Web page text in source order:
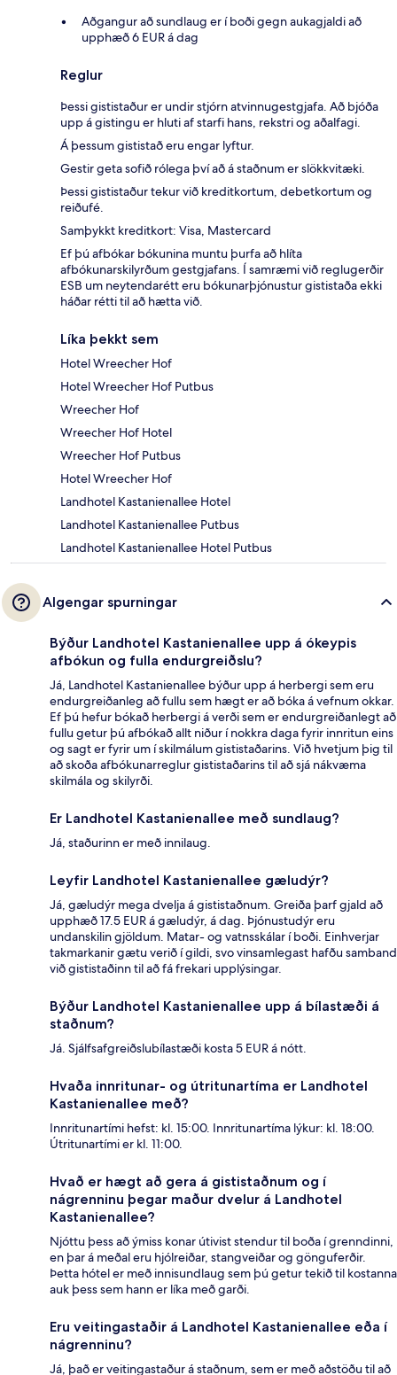
Aðgangur að sundlaug er í boði gegn aukagjaldi að
upphæð 6 EUR á dag
Reglur
Þessi gististaður er undir stjórn atvinnugestgjafa. Að bjóða
upp á gistingu er hluti af starfi hans, rekstri og aðalfagi.
Á þessum gististað eru engar lyftur.
Gestir geta sofið rólega því að á staðnum er slökkvitæki.
Þessi gististaður tekur við kreditkortum, debetkortum og
reiðufé.
Samþykkt kreditkort: Visa, Mastercard
Ef þú afbókar bókunina muntu þurfa að hlíta
afbókunarskilyrðum gestgjafans. Í samræmi við reglugerðir
ESB um neytendarétt eru bókunarþjónustur gististaða ekki
háðar rétti til að hætta við.
Líka þekkt sem
Hotel Wreecher Hof
Hotel Wreecher Hof Putbus
Wreecher Hof
Wreecher Hof Hotel
Wreecher Hof Putbus
Hotel Wreecher Hof
Landhotel Kastanienallee Hotel
Landhotel Kastanienallee Putbus
Landhotel Kastanienallee Hotel Putbus
Algengar spurningar
Býður Landhotel Kastanienallee upp á ókeypis
afbókun og fulla endurgreiðslu?
Já, Landhotel Kastanienallee býður upp á herbergi sem eru
endurgreiðanleg að fullu sem hægt er að bóka á vefnum okkar.
Ef þú hefur bókað herbergi á verði sem er endurgreiðanlegt að
fullu getur þú afbókað allt niður í nokkra daga fyrir innritun eins
og sagt er fyrir um í skilmálum gististaðarins. Við hvetjum þig til
að skoða afbókunarreglur gististaðarins til að sjá nákvæma
skilmála og skilyrði.
Er Landhotel Kastanienallee með sundlaug?
Já, staðurinn er með innilaug.
Leyfir Landhotel Kastanienallee gæludýr?
Já, gæludýr mega dvelja á gististaðnum. Greiða þarf gjald að
upphæð 17.5 EUR á gæludýr, á dag. Þjónustudýr eru
undanskilin gjöldum. Matar- og vatnsskálar í boði. Einhverjar
takmarkanir gætu verið í gildi, svo vinsamlegast hafðu samband
við gististaðinn til að fá frekari upplýsingar.
Býður Landhotel Kastanienallee upp á bílastæði á
staðnum?
Já. Sjálfsafgreiðslubílastæði kosta 5 EUR á nótt.
Hvaða innritunar- og útritunartíma er Landhotel
Kastanienallee með?
Innritunartími hefst: kl. 15:00. Innritunartíma lýkur: kl. 18:00.
Útritunartími er kl. 11:00.
Hvað er hægt að gera á gististaðnum og í
nágrenninu þegar maður dvelur á Landhotel
Kastanienallee?
Njóttu þess að ýmiss konar útivist stendur til boða í grenndinni,
en þar á meðal eru hjólreiðar, stangveiðar og gönguferðir.
Þetta hótel er með innisundlaug sem þú getur tekið til kostanna
auk þess sem hann er líka með garði.
Eru veitingastaðir á Landhotel Kastanienallee eða í
nágrenninu?
Já, það er veitingastaður á staðnum, sem er með aðstöðu til að